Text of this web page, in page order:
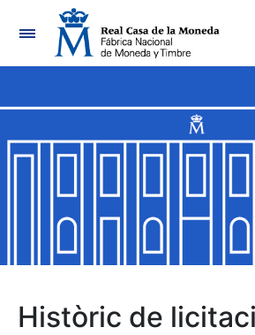
Navegació
Mostra/Amaga
Mostra/Amaga
Mostra/Amaga
Històric de